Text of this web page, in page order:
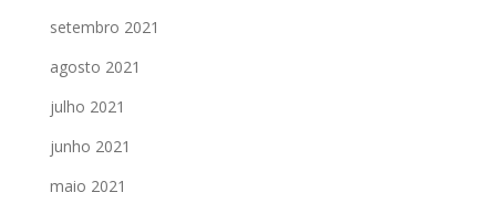
setembro 2021
agosto 2021
julho 2021
junho 2021
maio 2021